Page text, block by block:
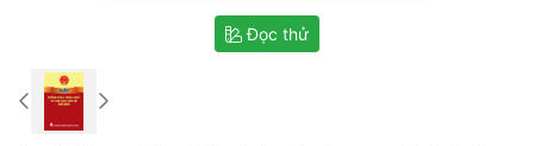
Đọc thử